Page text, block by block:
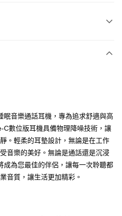
才付款」的支付方式。 讓您購物簡單
眠音樂通話耳機，專為追求舒適與高
C數位版耳機具備物理降噪技術，讓
。輕柔的耳墊設計，無論是在工作
音樂的美好。無論是通話還是沉浸
成為您最佳的伴侶，讓每一次聆聽都
音質，讓生活更加精彩。